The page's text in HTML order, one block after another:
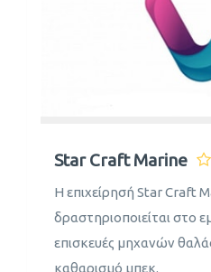
Star Craft Marine
Η επιχείρησή Star Craft
δραστηριοποιείται στο
επισκευές μηχανών
καθαρισμό μπεκ.